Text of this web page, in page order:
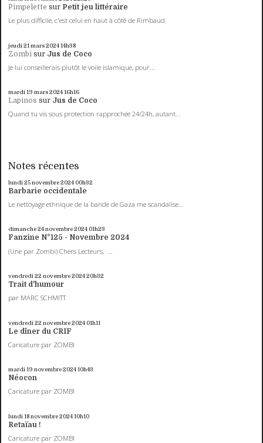
Pimpelette sur Petit jeu littéraire
Le plus difficile, c'est celui en haut à côté de Rimbaud.
jeudi 21 mars 202414h38
Zombi sur Jus de Coco
Je lui conseillerais plutôt le voile islamique, pour...
mardi 19 mars 202416h16
Lapinos sur Jus de Coco
Quand tu vis sous protection rapprochée 24/24h, autant...
Notes récentes
lundi 25novembre 2024 00h32
Barbarie occidentale
Le nettoyage ethnique de la bande de Gaza me scandalise...
dimanche 24novembre 2024 01h23
Fanzine N°125 - Novembre 2024
(Une par Zombi) Chers Lecteurs, ...
vendredi 22 novembre 202420h32
Trait d'humour
par MARC SCHMITT
vendredi 22 novembre 2024 01h11
Le dîner du CRIF
Caricature par ZOMBI
mardi 19 novembre 202410h43
Néocon
Caricature par ZOMBI
lundi 18novembre 202410h10
Retaïau !
Caricature par ZOMBI